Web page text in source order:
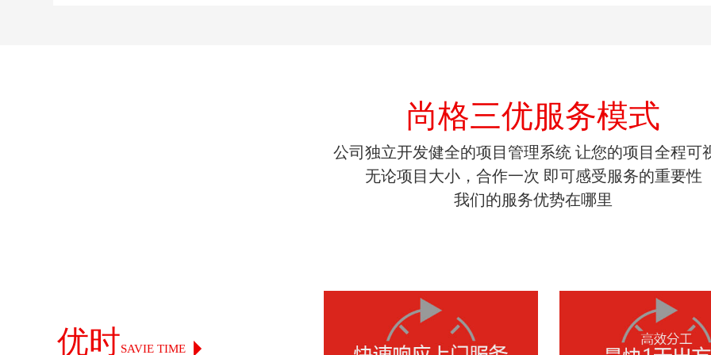
尚格三优服务模式
公司独立开发健全的项目管理系统 让您的项目全程可
无论项目大小，合作一次 即可感受服务的重要性
我们的服务优势在哪里
优时SAVIE TIME